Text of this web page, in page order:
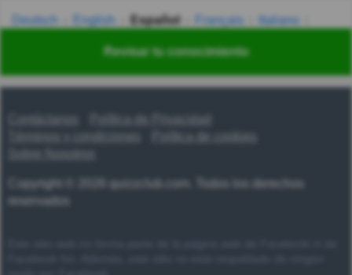
Revisar tu conocimiento
Deutsch English Español Français
Italiano
Українська हिन्दी 한국어 汉语
Contáctanos
Política de Privacidad
Términos y condiciones
Copyright © 2026 quizzclub.com. Todos los derechos
reservados